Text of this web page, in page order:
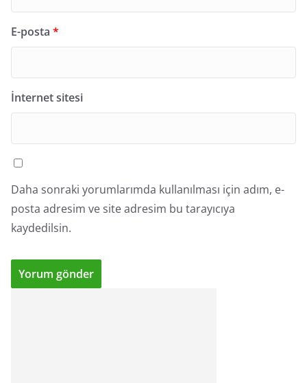
E-posta *
İnternet sitesi
Daha sonraki yorumlarımda kullanılması için adım, e-
posta adresim ve site adresim bu tarayıcıya
kaydedilsin.